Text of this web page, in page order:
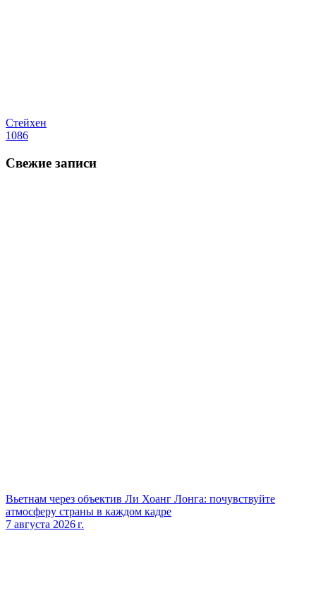
Стейхен
1086
Свежие записи
Вьетнам через объектив Ли Хоанг Лонга: почувствуйте
атмосферу страны в каждом кадре
7 августа 2026 г.